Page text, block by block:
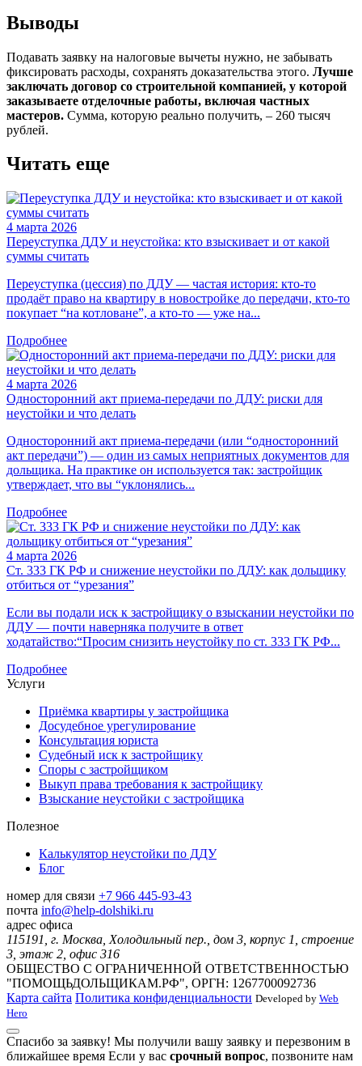
Выводы
Подавать заявку на налоговые вычеты нужно, не забывать
фиксировать расходы, сохранять доказательства этого. Лучше
заключать договор со строительной компанией, у которой
заказываете отделочные работы, включая частных
мастеров. Сумма, которую реально получить, – 260 тысяч
рублей.
Читать еще
4 марта 2026
Переуступка ДДУ и неустойка: кто взыскивает и от какой
суммы считать
Переуступка (цессия) по ДДУ — частая история: кто‑то
продаёт право на квартиру в новостройке до передачи, кто‑то
покупает “на котловане”, а кто‑то — уже на...
Подробнее
4 марта 2026
Односторонний акт приема‑передачи по ДДУ: риски для
неустойки и что делать
Односторонний акт приема‑передачи (или “односторонний
акт передачи”) — один из самых неприятных документов для
дольщика. На практике он используется так: застройщик
утверждает, что вы “уклонялись...
Подробнее
4 марта 2026
Ст. 333 ГК РФ и снижение неустойки по ДДУ: как дольщику
отбиться от “урезания”
Если вы подали иск к застройщику о взыскании неустойки по
ДДУ — почти наверняка получите в ответ
ходатайство:“Просим снизить неустойку по ст. 333 ГК РФ...
Подробнее
Услуги
Приёмка квартиры у застройщика
Досудебное урегулирование
Консультация юриста
Судебный иск к застройщику
Споры с застройщиком
Выкуп права требования к застройщику
Взыскание неустойки с застройщика
Полезное
Калькулятор неустойки по ДДУ
Блог
номер для связи +7 966 445-93-43
почта info@help-dolshiki.ru
адрес офиса
115191, г. Москва, Холодильный пер., дом 3, корпус 1, строение
3, этаж 2, офис 316
ОБЩЕСТВО С ОГРАНИЧЕННОЙ ОТВЕТСТВЕННОСТЬЮ
"ПОМОЩЬДОЛЬЩИКАМ.РФ", ОРГН: 1267700092736
Карта сайта Политика конфиденциальности Developed by Web
Hero
Спасибо за заявку! Мы получили вашу заявку и перезвоним в
ближайшее время Если у вас срочный вопрос, позвоните нам